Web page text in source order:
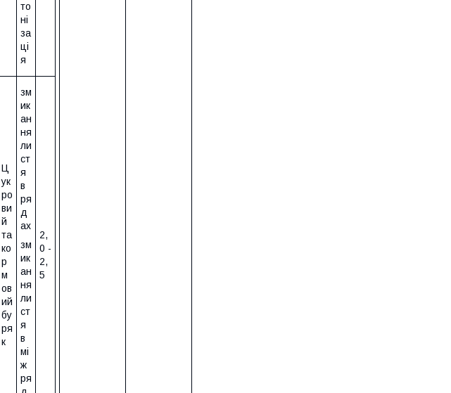
то
ні
за
ці
я
Ц
ук
ро
ви
й
та
ко
р
м
ов
ий
бу
ря
к
зм
ик
ан
ня
ли
ст
я
в
ря
д
ах
зм
ик
ан
ня
ли
ст
я
в
мі
ж
ря
2,
0 -
2,
5